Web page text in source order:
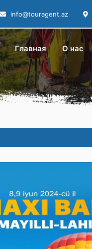
info@touragent.az
Главная О нас